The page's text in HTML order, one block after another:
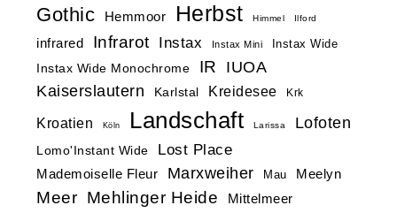
Gothic Hemmoor Herbst Himmel Ilford
infrared Infrarot Instax Instax Mini
Instax Wide
Instax Wide Monochrome
IR
IUOA
Kaiserslautern
Karlstal Kreidesee Krk
Kroatien Köln Landschaft Larissa Lofoten
Lomo'Instant Wide Lost Place
Mademoiselle Fleur Marxweiher Mau Meelyn
Meer Mehlinger Heide Mittelmeer